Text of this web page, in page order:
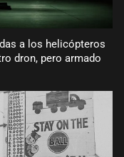
a los helicópteros
dron, pero armado